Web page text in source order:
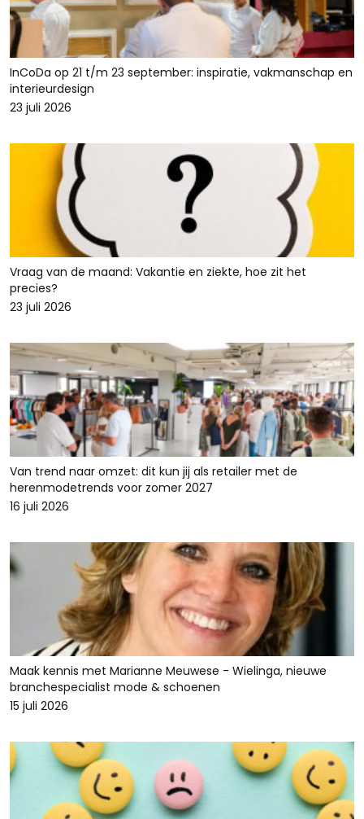
InCoDa op 21 t/m 23 september: inspiratie, vakmanschap en
interieurdesign
23 juli 2026
Vraag van de maand: Vakantie en ziekte, hoe zit het
precies?
23 juli 2026
Van trend naar omzet: dit kun jij als retailer met de
herenmodetrends voor zomer 2027
16 juli 2026
Maak kennis met Marianne Meuwese - Wielinga, nieuwe
branchespecialist mode & schoenen
15 juli 2026